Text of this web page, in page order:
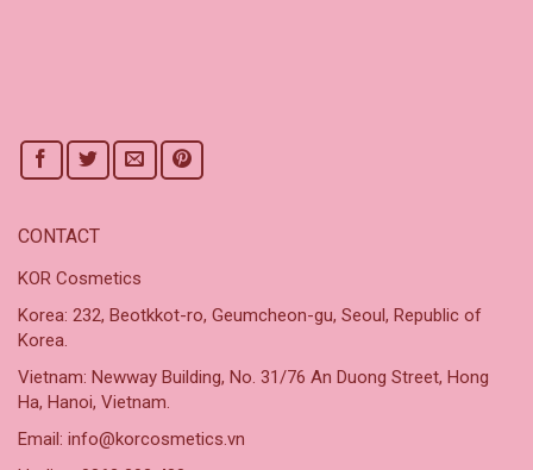
CONTACT
KOR Cosmetics
Korea: 232, Beotkkot-ro, Geumcheon-gu, Seoul, Republic of
Korea.
Vietnam: Newway Building, No. 31/76 An Duong Street, Hong
Ha, Hanoi, Vietnam.
Email: info@korcosmetics.vn